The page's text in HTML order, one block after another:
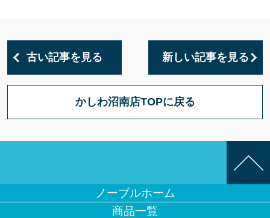
古い記事を見る 新しい記事を見る
かしわ沼南店TOPに戻る
ノーブルホーム
商品一覧